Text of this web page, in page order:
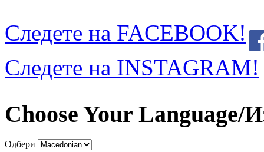
Следете на FACEBOOK!
Следете на INSTAGRAM!
Choose Your Language/
Одбери